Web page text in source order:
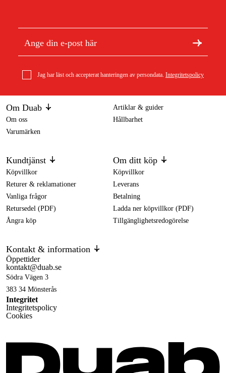
Jag har läst och accepterat hanteringen av persondata. Integritetspolicy
Om Duab
Om oss
Varumärken
Artiklar & guider
Hållbarhet
Kundtjänst
Köpvillkor
Returer & reklamationer
Vanliga frågor
Retursedel (PDF)
Ångra köp
Om ditt köp
Köpvillkor
Leverans
Betalning
Ladda ner köpvillkor (PDF)
Tillgänglighetsredogörelse
Kontakt & information
Öppettider
kontakt@duab.se
Södra Vägen 3
383 34 Mönsterås
Integritet
Integritetspolicy
Cookies